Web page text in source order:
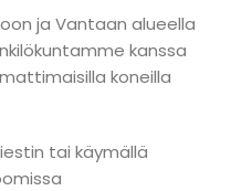
ja Vantaan alueella
kanssa
koneilla
tai käymällä